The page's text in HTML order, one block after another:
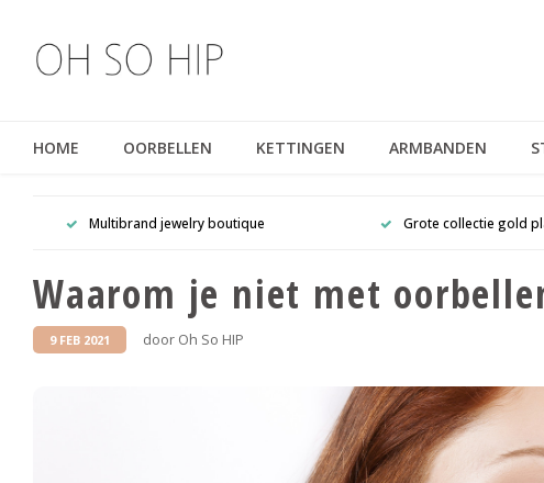
HOME OORBELLEN KETTINGEN ARMBANDEN
Multibrand jewelry boutique Grote collectie gold
Waarom je niet met
9 FEB 2021 door Oh So HIP